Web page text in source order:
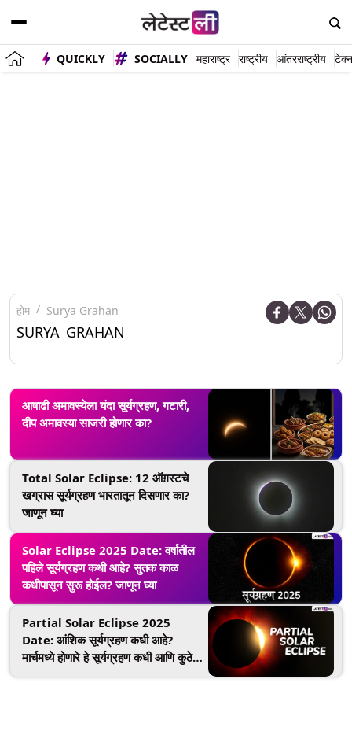
QUICKLY SOCIALLY महाराष्ट्र राष्ट्रीय आंतरराष्ट्रीय
होम Surya Grahan
SURYA GRAHAN
आषाढी अमावस्येला यंदा सूर्यग्रहण, गटारी,
दीप अमावस्या साजरी होणार का?
Total Solar Eclipse: 12 ऑग़स्टचे
खग्रास सूर्यग्रहण भारतातून दिसणार का?
जाणून घ्या
Solar Eclipse 2025 Date: वर्षातील
पहिले सूर्यग्रहण कधी आहे? सुतक काळ
कधीपासून सुरू होईल? जाणून घ्या
Partial Solar Eclipse 2025
Date: आंशिक सूर्यग्रहण कधी आहे?
मार्चमध्ये होणारे हे सूर्यग्रहण कधी आणि कुठे